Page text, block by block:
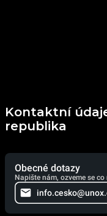
Kontaktní
republika
Obecné dotazy
Napište nám, ozveme se co